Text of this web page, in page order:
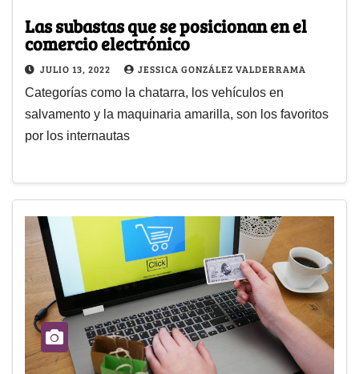
Las subastas que se posicionan en el
comercio electrónico
JULIO 13, 2022 JESSICA GONZÁLEZ VALDERRAMA
Categorías como la chatarra, los vehículos en
salvamento y la maquinaria amarilla, son los favoritos
por los internautas